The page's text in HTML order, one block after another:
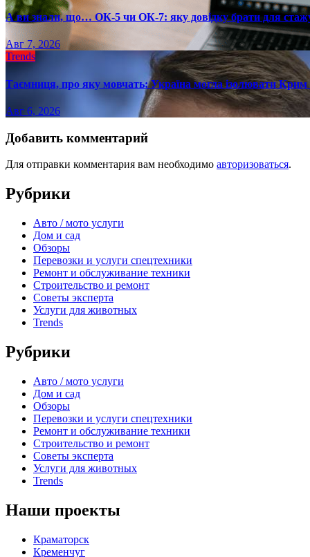
А ви знали, що… ОК-5 чи ОК-7: яку довідку брати для
Авг 7, 2026
Trends
Таємниця, про яку мовчать: Україна могла ізолювати
Авг 6, 2026
Добавить комментарий
Для отправки комментария вам необходимо авторизоваться.
Рубрики
Авто / мото услуги
Дом и сад
Обзоры
Перевозки и услуги спецтехники
Ремонт и обслуживание техники
Строительство и ремонт
Советы эксперта
Услуги для животных
Trends
Рубрики
Авто / мото услуги
Дом и сад
Обзоры
Перевозки и услуги спецтехники
Ремонт и обслуживание техники
Строительство и ремонт
Советы эксперта
Услуги для животных
Trends
Наши проекты
Краматорск
Кременчуг